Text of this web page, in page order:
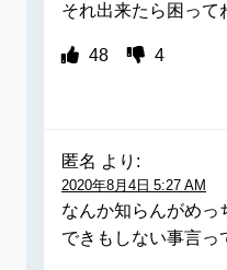
それ出来たら困って
48 4
匿名 より:
2020年8月4日 5:27 AM
なんか知らんがめっ
できもしない事言っ